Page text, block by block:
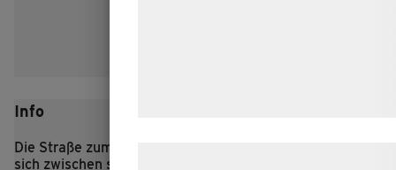
Info
Die Straße zum eisenzeitlichen Dorf Lethra schlängelt
sich zwischen sanften Hügeln hindurch, und zu beiden